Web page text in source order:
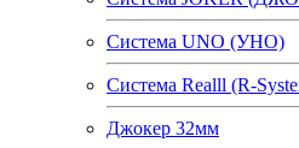
Система UNO (УНО)
Система Realll (R-
Джокер 32мм